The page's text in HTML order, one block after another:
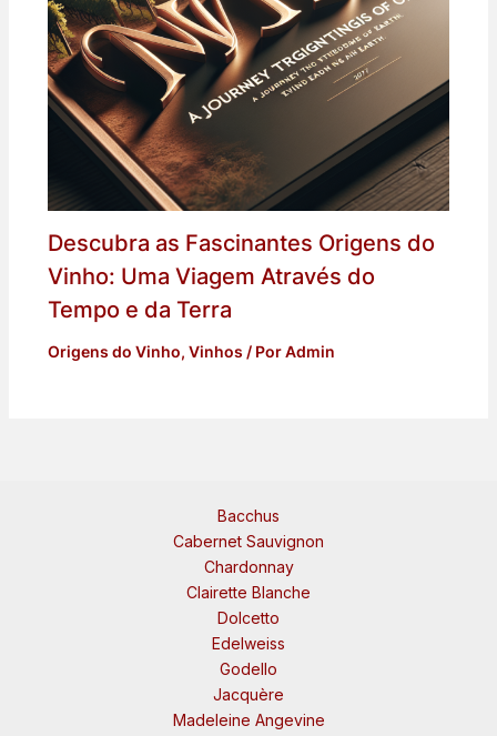
Descubra as Fascinantes Origens do
Vinho: Uma Viagem Através do
Tempo e da Terra
Origens do Vinho, Vinhos / PorAdmin
Bacchus
Cabernet Sauvignon
Chardonnay
Clairette Blanche
Dolcetto
Edelweiss
Godello
Jacquère
Madeleine Angevine